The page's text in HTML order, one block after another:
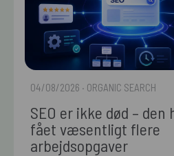
04/08/2026 · ORGANIC SEARCH
SEO er ikke død – den
fået væsentligt flere
arbejdsopgaver